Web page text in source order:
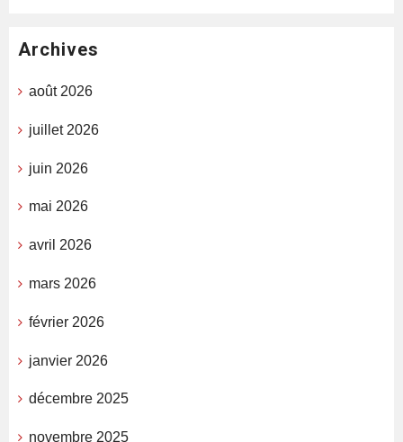
Archives
août 2026
juillet 2026
juin 2026
mai 2026
avril 2026
mars 2026
février 2026
janvier 2026
décembre 2025
novembre 2025